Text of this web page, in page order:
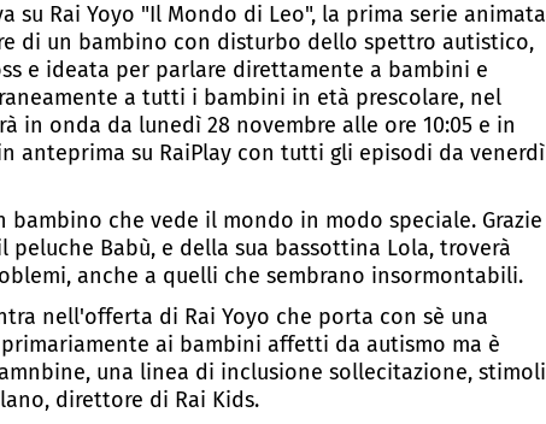
su Rai Yoyo "Il Mondo di Leo", la prima serie animata
di un bambino con disturbo dello spettro autistico,
e ideata per parlare direttamente a bambini e
a tutti i bambini in età prescolare, nel
in onda da lunedì 28 novembre alle ore 10:05 e in
anteprima su RaiPlay con tutti gli episodi da venerdì
bambino che vede il mondo in modo speciale. Grazie
Babù, e della sua bassottina Lola, troverà
anche a quelli che sembrano insormontabili.
nell'offerta di Rai Yoyo che porta con sè una
ai bambini affetti da autismo ma è
una linea di inclusione sollecitazione, stimoli
direttore di Rai Kids.